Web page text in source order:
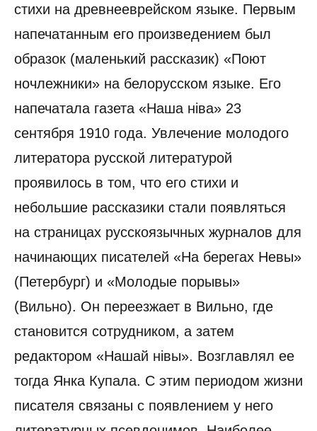
стихи на древнееврейском языке. Первым
напечатанным его произведением был
образок (маленький рассказик) «Поют
ночлежники» на белорусском языке. Его
напечатала газета «Наша ніва» 23
сентября 1910 года. Увлечение молодого
литератора русской литературой
проявилось в том, что его стихи и
небольшие рассказики стали появляться
на страницах русскоязычных журналов для
начинающих писателей «На берегах Невы»
(Петербург) и «Молодые порывы»
(Вильно). Он переезжает в Вильно, где
становится сотрудником, а затем
редактором «Нашай нівы». Возглавлял ее
тогда Янка Купала. С этим периодом жизни
писателя связаны с появлением у него